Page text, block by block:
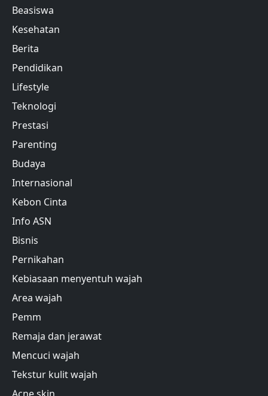
Beasiswa
Kesehatan
Berita
Pendidikan
Lifestyle
Teknologi
Prestasi
Parenting
Budaya
Internasional
Kebon Cinta
Info ASN
Bisnis
Pernikahan
Kebiasaan menyentuh wajah
Area wajah
Pemm
Remaja dan jerawat
Mencuci wajah
Tekstur kulit wajah